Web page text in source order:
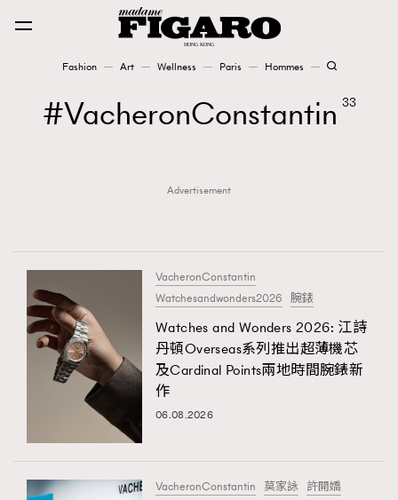
Fashion Art Wellness Paris Hommes
Paris
Hommes
AFrenchMind
DressLikeAParisienne 1
VacheronConstantin 33
Advertisement
VacheronConstantin
Watchesandwonders2026 腕錶
Watches and Wonders 2026: 江詩
丹頓Overseas系列推出超薄機芯
及Cardinal Points兩地時間腕錶新
作
06.08.2026
VacheronConstantin 莫家詠 許開嬌